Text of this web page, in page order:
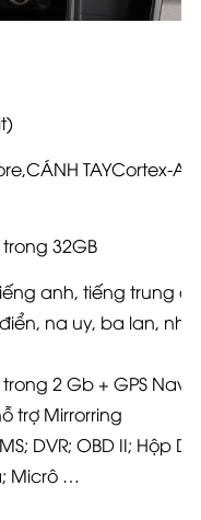
TAYCortex-
32GB
anh, tiếng trung
na uy, ba lan,
2 Gb + GPS Navi
trợ Mirrorring
DVR; OBD II; Hộp
Micrô …